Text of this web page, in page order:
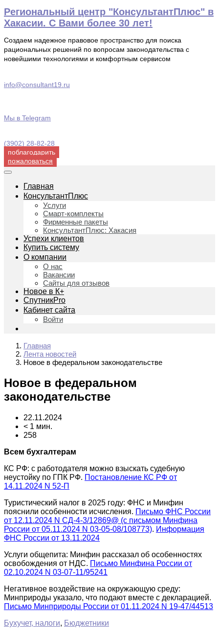
Перейти
к
содержимому
Региональный центр "КонсультантПлюс" в
Хакасии. С Вами более 30 лет!
Создаем надежное правовое пространство для поиска
рациональных решений по вопросам законодательства с
новейшими технологиями и комфортным сервисом
info@consultant19.ru
Мы в Telegram
(3902) 28-82-28
поблагодарить
пожаловаться
Главная
КонсультантПлюс
Услуги
Смарт-комплекты
Фирменные пакеты
КонсультантПлюс: Хакасия
Успехи клиентов
Купить систему
О компании
О нас
Вакансии
Сайты для отзывов
Новое в К+
СпутникPro
Кабинет сайта
Войти
Главная
Лента новостей
Новое в федеральном законодательстве
Новое в федеральном
законодательстве
22.11.2024
< 1 мин.
258
Всем бухгалтерам
КС РФ: с работодателя можно взыскать судебную
неустойку по ГПК РФ. Постановление КС РФ от
14.11.2024 N 52-П
Туристический налог в 2025 году: ФНС и Минфин
пояснили особенности исчисления. Письмо ФНС России
от 12.11.2024 N СД-4-3/12869@ (с письмом Минфина
России от 05.11.2024 N 03-05-08/108773). Информация
ФНС России от 13.11.2024
Услуги общепита: Минфин рассказал об особенностях
освобождения от НДС. Письмо Минфина России от
02.10.2024 N 03-07-11/95241
Негативное воздействие на окружающую среду:
Минприроды указало, что подают вместе с декларацией.
Письмо Минприроды России от 01.11.2024 N 19-47/44513
Бухучет, налоги, Бюджетники